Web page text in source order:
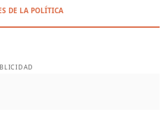
DE LA POLÍTICA